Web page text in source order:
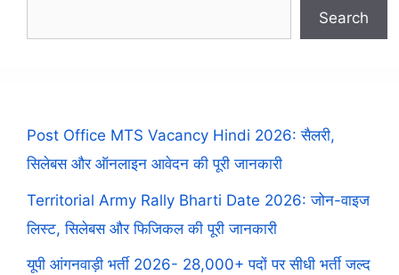
Search
Post Office MTS Vacancy Hindi 2026: सैलरी,
सिलेबस और ऑनलाइन आवेदन की पूरी जानकारी
Territorial Army Rally Bharti Date 2026: जोन-वाइज
लिस्ट, सिलेबस और फिजिकल की पूरी जानकारी
यूपी आंगनवाड़ी भर्ती 2026- 28,000+ पदों पर सीधी भर्ती जल्द